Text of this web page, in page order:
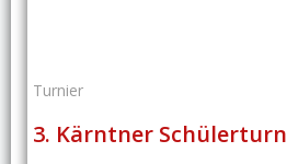
Turnier
3. Kärntner